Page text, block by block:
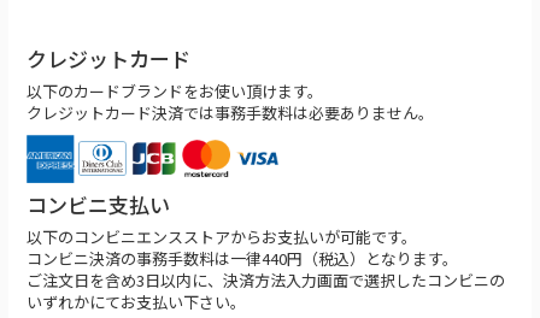
クレジットカード
以下のカードブランドをお使い頂けます。
クレジットカード決済では事務手数料は必要ありません。
コンビニ支払い
以下のコンビニエンスストアからお支払いが可能です。
コンビニ決済の事務手数料は一律440円（税込）となります。
ご注文日を含め3日以内に、決済方法入力画面で選択したコンビニの
いずれかにてお支払い下さい。